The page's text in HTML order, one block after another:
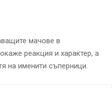
мачове в
реакция и характер, а
на именити съперници.